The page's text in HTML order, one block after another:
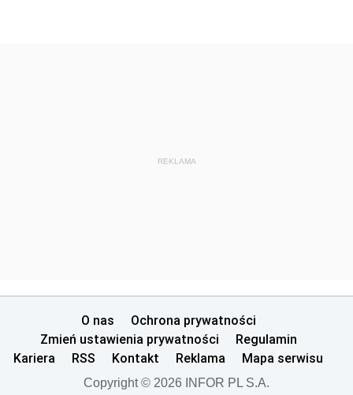
REKLAMA
O nas
Ochrona prywatności
Zmień ustawienia prywatności
Regulamin
Kariera
RSS Kontakt Reklama Mapa serwisu
Copyright © 2026 INFOR PL S.A.